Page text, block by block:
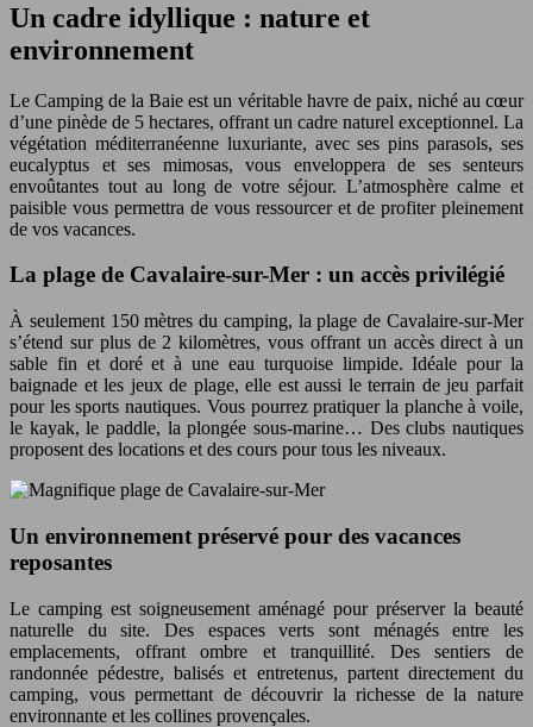
Un cadre idyllique : nature et
environnement
Le Camping de la Baie est un véritable havre de paix, niché au cœur
d’une pinède de 5 hectares, offrant un cadre naturel exceptionnel. La
végétation méditerranéenne luxuriante, avec ses pins parasols, ses
eucalyptus et ses mimosas, vous enveloppera de ses senteurs
envoûtantes tout au long de votre séjour. L’atmosphère calme et
paisible vous permettra de vous ressourcer et de profiter pleinement
de vos vacances.
La plage de Cavalaire-sur-Mer : un accès privilégié
À seulement 150 mètres du camping, la plage de Cavalaire-sur-Mer
s’étend sur plus de 2 kilomètres, vous offrant un accès direct à un
sable fin et doré et à une eau turquoise limpide. Idéale pour la
baignade et les jeux de plage, elle est aussi le terrain de jeu parfait
pour les sports nautiques. Vous pourrez pratiquer la planche à voile,
le kayak, le paddle, la plongée sous-marine… Des clubs nautiques
proposent des locations et des cours pour tous les niveaux.
Un environnement préservé pour des vacances
reposantes
Le camping est soigneusement aménagé pour préserver la beauté
naturelle du site. Des espaces verts sont ménagés entre les
emplacements, offrant ombre et tranquillité. Des sentiers de
randonnée pédestre, balisés et entretenus, partent directement du
camping, vous permettant de découvrir la richesse de la nature
environnante et les collines provençales.